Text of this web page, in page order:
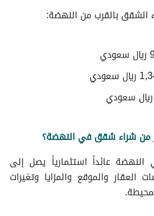
بالقرب من النهضة:
من شراء شقق في النهضة؟
عائداً استثمارياً يصل إلى
العقار والموقع والمزايا وتغيرات